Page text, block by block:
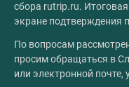
сбора rutrip.ru.
экране подтверждения
По вопросам
просим обращаться в
или электронной